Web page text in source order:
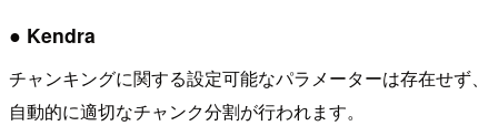
● Kendra
チャンキングに関する設定可能なパラメーターは存在せず、
自動的に適切なチャンク分割が行われます。